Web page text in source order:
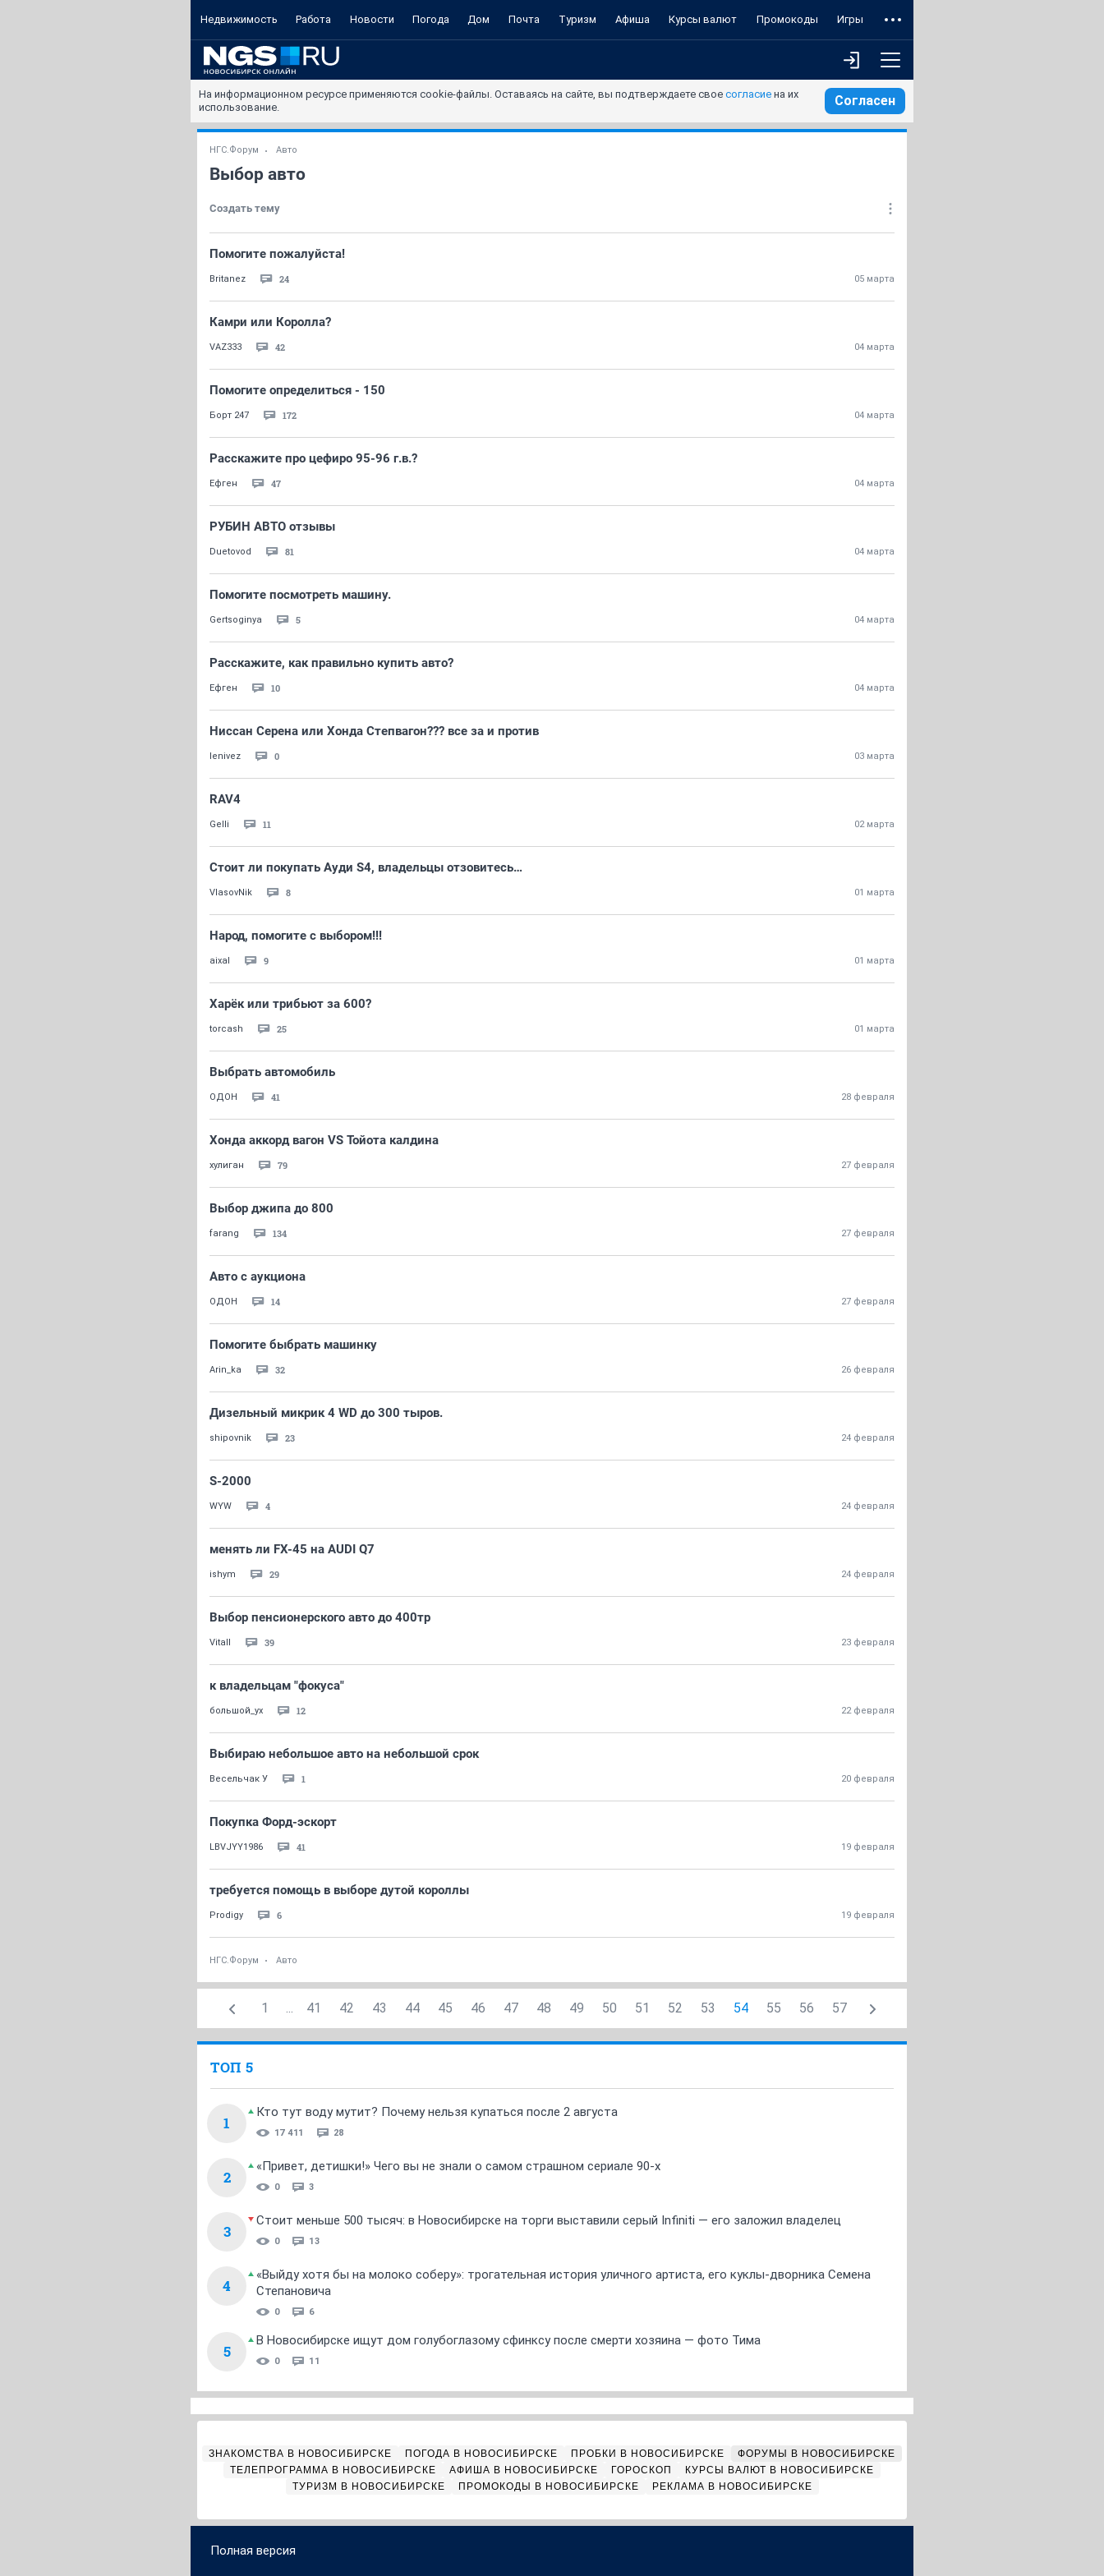
Недвижимость Работа Новости Погода Дом Почта Туризм Афиша Курсы валют Промокоды Игры
На информационном ресурсе применяются cookie-файлы. Оставаясь на сайте, вы подтверждаете свое согласие на их
использование.
Согласен
НГС.Форум Авто
Выбор авто
Создать тему
Помогите пожалуйста!
Britanez 24 05 марта
Камри или Королла?
VAZ333 42 04 марта
Помогите определиться - 150
Борт 247 172 04 марта
Расскажите про цефиро 95-96 г.в.?
Ефген 47 04 марта
РУБИН АВТО отзывы
Duetovod 81 04 марта
Помогите посмотреть машину.
Gertsoginya 5 04 марта
Расскажите, как правильно купить авто?
Ефген 10 04 марта
Ниссан Серена или Хонда Степвагон??? все за и против
lenivez 0 03 марта
RAV4
Gelli 11 02 марта
Стоит ли покупать Ауди S4, владельцы отзовитесь…
VlasovNik 8 01 марта
Народ, помогите с выбором!!!
aixal 9 01 марта
Харёк или трибьют за 600?
torcash 25 01 марта
Выбрать автомобиль
ОДОН 41 28 февраля
Хонда аккорд вагон VS Тойота калдина
хулиган 79 27 февраля
Выбор джипа до 800
farang 134 27 февраля
Авто с аукциона
ОДОН 14 27 февраля
Помогите быбрать машинку
Arin_ka 32 26 февраля
Дизельный микрик 4 WD до 300 тыров.
shipovnik 23 24 февраля
S-2000
WYW 4 24 февраля
менять ли FX-45 на AUDI Q7
ishym 29 24 февраля
Выбор пенсионерского авто до 400тр
Vitall 39 23 февраля
к владельцам "фокуса"
большой_ух 12 22 февраля
Выбираю небольшое авто на небольшой срок
Весельчак У 1 20 февраля
Покупка Форд-эскорт
LBVJYY1986 41 19 февраля
требуется помощь в выборе дутой короллы
Prodigy 6 19 февраля
НГС.Форум Авто
1 ... 41 42 43 44 45 46 47 48 49 50 51 52 53 54 55 56 57
ТОП 5
1
Кто тут воду мутит? Почему нельзя купаться после 2 августа
17 411 28
2
«Привет, детишки!» Чего вы не знали о самом страшном сериале 90-х
0 3
3
Стоит меньше 500 тысяч: в Новосибирске на торги выставили серый Infiniti — его заложил владелец
0 13
4
«Выйду хотя бы на молоко соберу»: трогательная история уличного артиста, его куклы-дворника Семена
Степановича
0 6
5
В Новосибирске ищут дом голубоглазому сфинксу после смерти хозяина — фото Тима
0 11
ЗНАКОМСТВА В НОВОСИБИРСКЕ ПОГОДА В НОВОСИБИРСКЕ ПРОБКИ В НОВОСИБИРСКЕ
ФОРУМЫ В НОВОСИБИРСКЕ
ТЕЛЕПРОГРАММА В НОВОСИБИРСКЕ
АФИША В НОВОСИБИРСКЕ ГОРОСКОП
КУРСЫ ВАЛЮТ В НОВОСИБИРСКЕ
ТУРИЗМ В НОВОСИБИРСКЕ
ПРОМОКОДЫ В НОВОСИБИРСКЕ РЕКЛАМА В НОВОСИБИРСКЕ
Полная версия